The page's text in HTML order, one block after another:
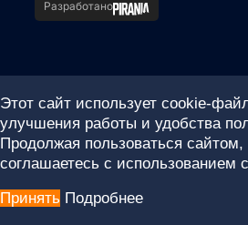
Разработано
Этот сайт использует cookie-
улучшения работы и удобства
Продолжая пользоваться сайтом,
соглашаетесь с использованием
Принять Подробнее